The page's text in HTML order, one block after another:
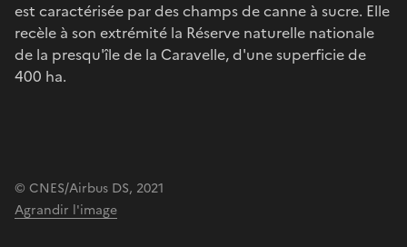
est caractérisée par des champs de canne à sucre. Elle
recèle à son extrémité la Réserve naturelle nationale
de la presqu'île de la Caravelle, d'une superficie de
400 ha.
© CNES/Airbus DS, 2021
Agrandir l'image